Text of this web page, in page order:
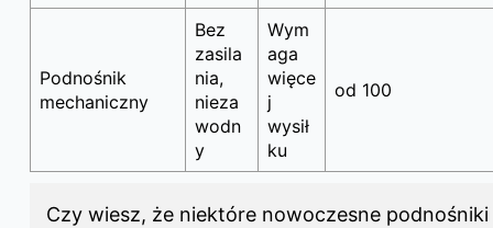
Podnośnik
mechaniczny
Bez
zasila
nia,
nieza
wodn
y
Wym
aga
więce
j
wysił
ku
od 100
Czy wiesz, że niektóre nowoczesne